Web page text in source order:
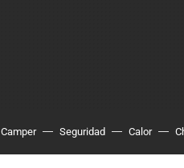
Camper Seguridad Calor